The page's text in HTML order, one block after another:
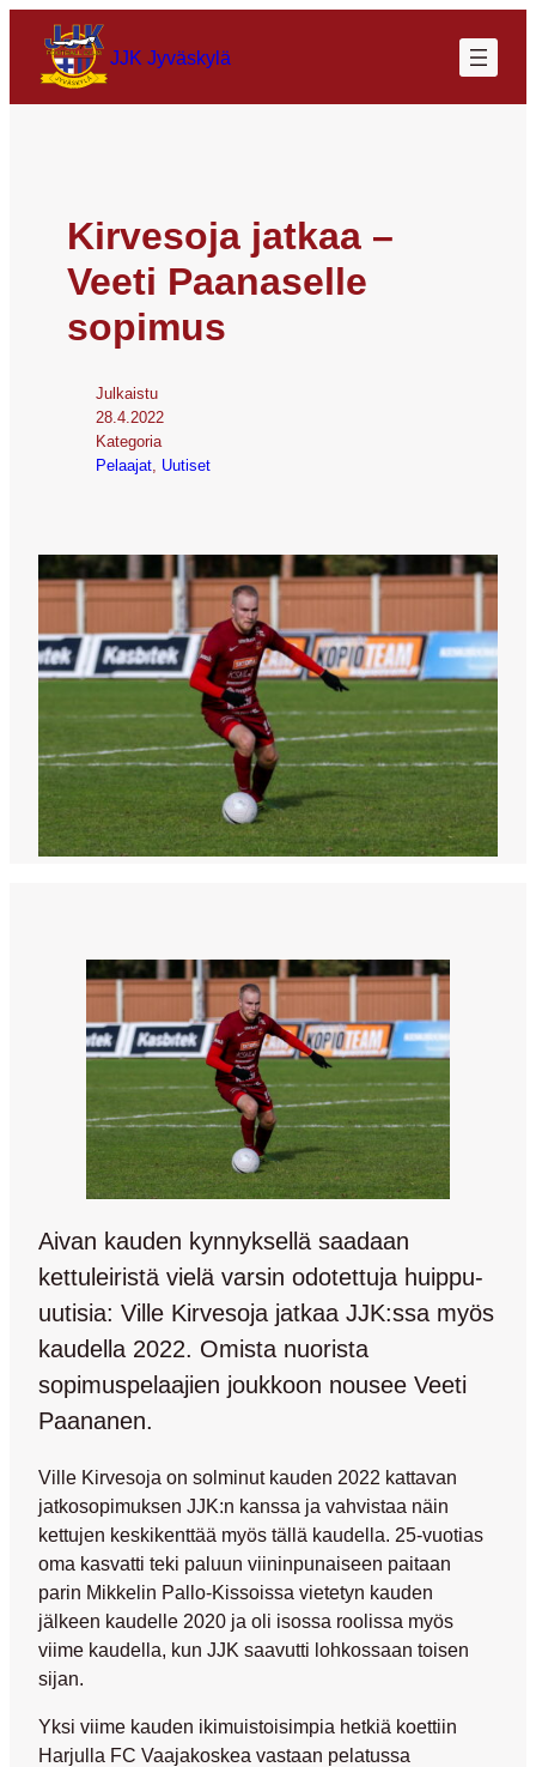
JJK Jyväskylä
Kirvesoja jatkaa –
Veeti Paanaselle
sopimus
Julkaistu
28.4.2022
Kategoria
Pelaajat Uutiset
Aivan kauden kynnyksellä saadaan
kettuleiristä vielä varsin odotettuja huippu-
uutisia: Ville Kirvesoja jatkaa JJK:ssa myös
kaudella 2022. Omista nuorista
sopimuspelaajien joukkoon nousee Veeti
Paananen.
Ville Kirvesoja on solminut kauden 2022 kattavan
jatkosopimuksen JJK:n kanssa ja vahvistaa näin
kettujen keskikenttää myös tällä kaudella. 25-vuotias
oma kasvatti teki paluun viininpunaiseen paitaan
parin Mikkelin Pallo-Kissoissa vietetyn kauden
jälkeen kaudelle 2020 ja oli isossa roolissa myös
viime kaudella, kun JJK saavutti lohkossaan toisen
sijan.
Yksi viime kauden ikimuistoisimpia hetkiä koettiin
Harjulla FC Vaajakoskea vastaan pelatussa